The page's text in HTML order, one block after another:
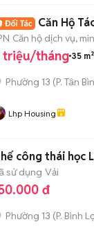
Căn Hộ
Căn hộ dịch vụ,
triệu/tháng 35 m²
Phường 13 (P. Tân
Lhp Housing
công thái học
sử dụng Vải
đ
Phường 13 (P. Bình